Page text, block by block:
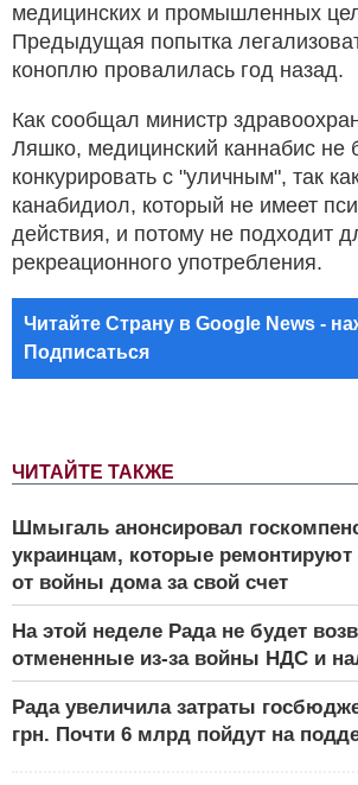
ЧИТАЙТЕ ТАКЖЕ
Шмыгаль анонсировал
украинцам, которые ремонтируют
от войны дома за свой счет
На этой неделе Рада не будет
отмененные из-за войны НДС и
Рада увеличила затраты
грн. Почти 6 млрд пойдут на
медицинских и промышленных
Предыдущая попытка
коноплю провалилась год назад.
Как сообщал министр
Ляшко, медицинский каннабис не
конкурировать с "уличным", так
канабидиол, который не имеет
действия, и потому не подходит
рекреационного употребления.
Читайте Страну в Google News -
Подписаться